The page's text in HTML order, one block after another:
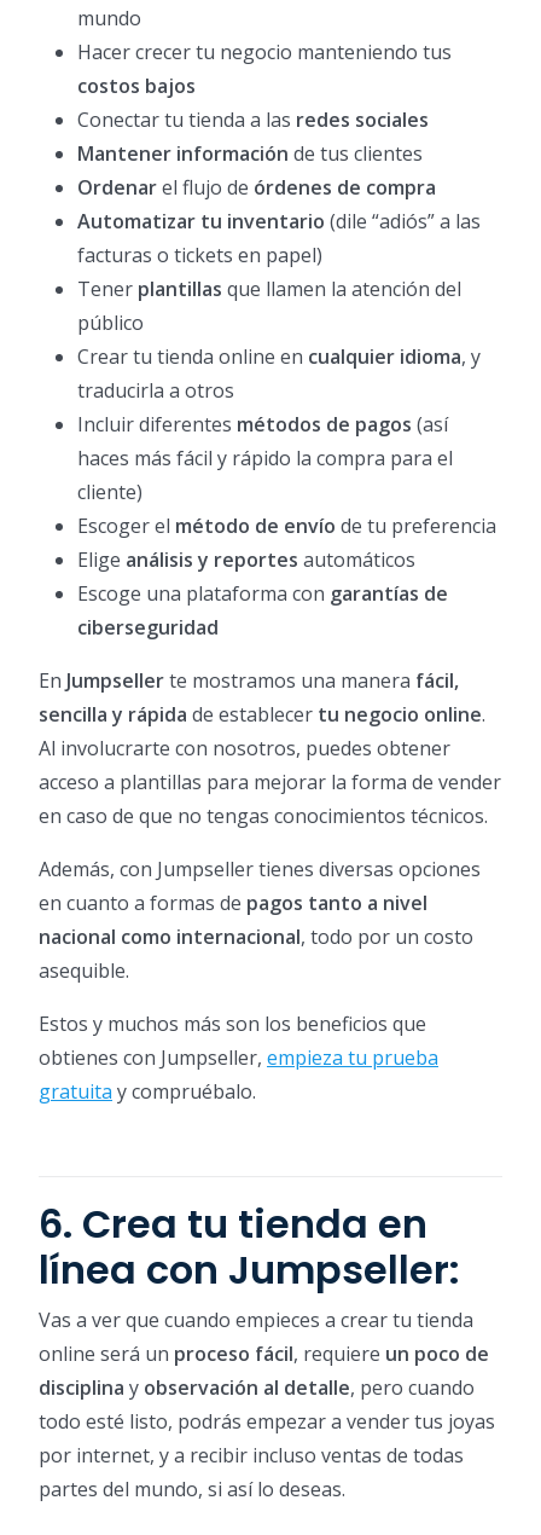
mundo
Hacer crecer tu negocio manteniendo tus
costos bajos
Conectar tu tienda a las redes sociales
Mantener información de tus clientes
Ordenarel flujo de órdenes de compra
Automatizar tu inventario (dile “adiós” a las
facturas o tickets en papel)
Tener plantillas que llamen la atención del
público
Crear tu tienda online en cualquier idioma, y
traducirla a otros
Incluir diferentes métodos de pagos (así
haces más fácil y rápido la compra para el
cliente)
Escoger el método de envío de tu preferencia
Elige análisis y reportes automáticos
Escoge una plataforma con garantías de
ciberseguridad
En Jumpsellerte mostramos una manera fácil,
sencilla y rápida de establecer tu negocio online.
Al involucrarte con nosotros, puedes obtener
acceso a plantillas para mejorar la forma de vender
en caso de que no tengas conocimientos técnicos.
Además, con Jumpseller tienes diversas opciones
en cuanto a formas de pagos tanto a nivel
nacional como internacional, todo por un costo
asequible.
Estos y muchos más son los beneficios que
obtienes con Jumpseller, empieza tu prueba
gratuita y compruébalo.
6. Crea tu tienda en
línea con Jumpseller:
Vas a ver que cuando empieces a crear tu tienda
online será un proceso fácil, requiere un poco de
disciplina y observación al detalle, pero cuando
todo esté listo, podrás empezar a vender tus joyas
por internet, y a recibir incluso ventas de todas
partes del mundo, si así lo deseas.